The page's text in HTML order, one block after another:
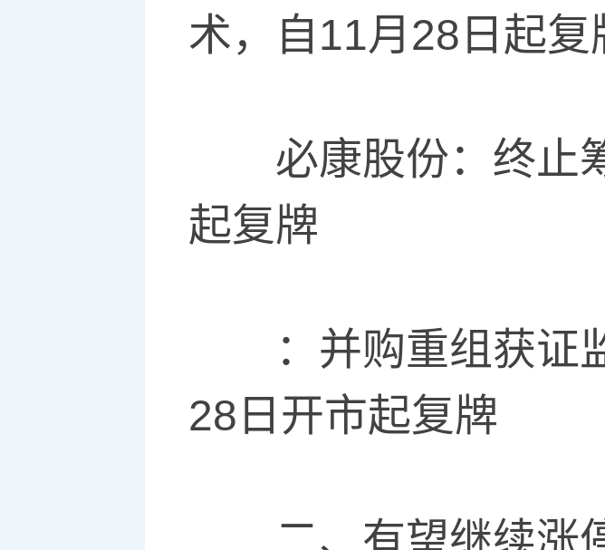
术，自11月28日起复
必康股份：终止筹
起复牌
：并购重组获证监
28日开市起复牌
二、有望继续涨